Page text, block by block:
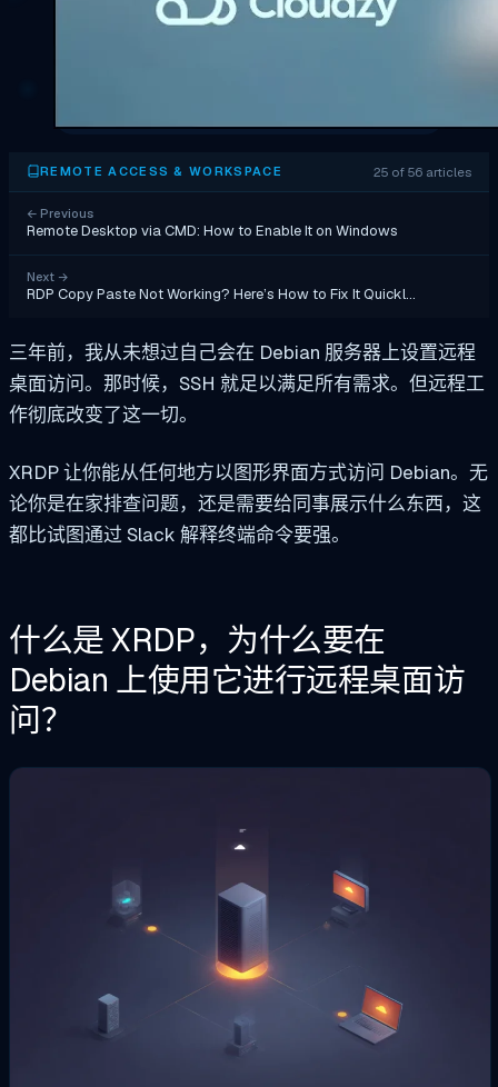
REMOTE ACCESS & WORKSPACE 25 of 56 articles
← Previous
Remote Desktop via CMD: How to Enable It on Windows
Next →
RDP Copy Paste Not Working? Here’s How to Fix It Quickl…
三年前，我从未想过自己会在 Debian 服务器上设置远程
桌面访问。那时候，SSH 就足以满足所有需求。但远程工
作彻底改变了这一切。
XRDP 让你能从任何地方以图形界面方式访问 Debian。无
论你是在家排查问题，还是需要给同事展示什么东西，这
都比试图通过 Slack 解释终端命令要强。
什么是 XRDP，为什么要在
Debian 上使用它进行远程桌面访
问？